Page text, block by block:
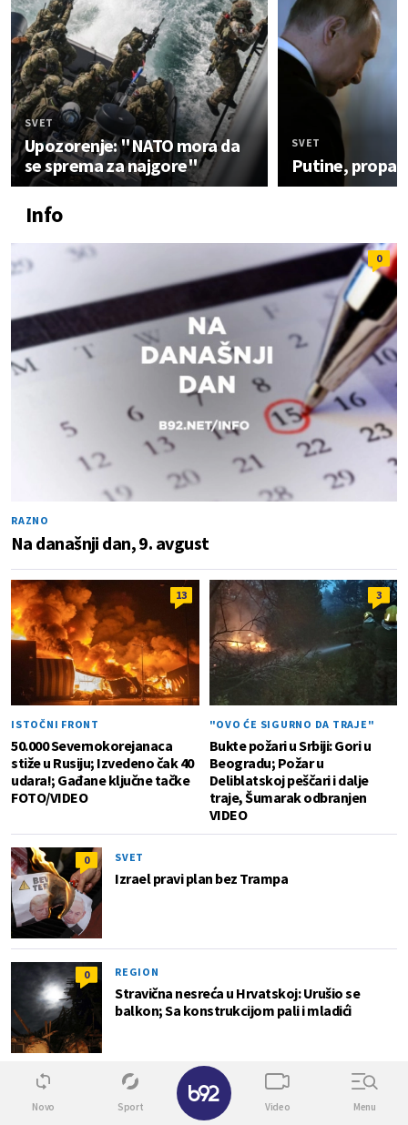
SVET
Upozorenje: "NATO mora da
se sprema za najgore"
SVET
Putine,
Info
0
RAZNO
Na današnji dan, 9. avgust
13
ISTOČNI FRONT
50.000 Severnokorejanaca
stiže u Rusiju; Izvedeno čak 40
udara!; Gađane ključne tačke
FOTO/VIDEO
3
"OVO ĆE SIGURNO DA TRAJE"
Bukte požari u Srbiji: Gori u
Beogradu; Požar u
Deliblatskoj peščari i dalje
traje, Šumarak odbranjen
VIDEO
0 SVET
Izrael pravi plan bez Trampa
0 REGION
Stravična nesreća u Hrvatskoj: Urušio se
balkon; Sa konstrukcijom pali i mladići
Biz
Novo Sport Video Menu
✕